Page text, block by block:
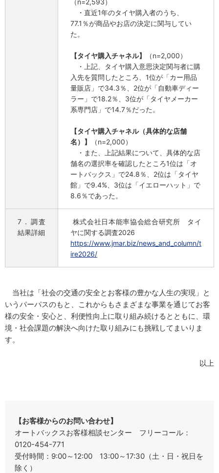
・直近1年のタイヤ購入者のうち、
77.1％が商品やお店の決定に関与してい
た。
【タイヤ購入チャネル】
（n=2,000）
・上記、タイヤ購入意思決定関与者に購
入先を質問したところ、1位が「カー用品
量販店」で34.3％、2位が「自動車ディー
ラー」で18.2％、3位が「タイヤメーカー
系専門店」で14.7％だった。
【タイヤ購入チャネル（具体的な店舗
名）】
（n=2,000）
・また、上記結果について、具体的な店
舗名の選択率を確認したところ1位は「オ
ートバックス」で24.8％、2位は「タイヤ
館」で9.4%、3位は「イエローハット」で
8.6％であった。
7．調査
結果詳細
株式会社日本能率協会総合研究所 タイ
ヤに関する調査2026
https://www.jmar.biz/news_and_column/t
ire2026/
当社は「社会の交通の安全とお客様の豊かな人生の実現」と
いうパーパスのもと、これからもさまざまな事業を通じてお客
様の安全・安心と、利便性向上に取り組み続けるとともに、環
境・社会課題の解決へ向けた取り組みにも挑戦してまいりま
す。
以上
【お客様からのお問い合わせ】
オートバックスお客様相談センター フリーコール：
0120-454-771
受付時間：9:00～12:00 13:00～17:30（土・日・祝日を
除く）